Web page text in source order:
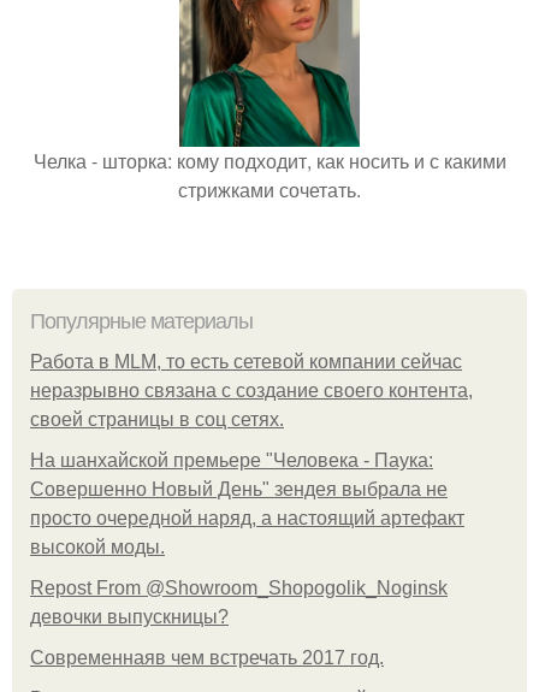
Челка - шторка: кому подходит, как носить и с какими
стрижками сочетать.
Популярные материалы
Работа в MLM, то есть сетевой компании сейчас
неразрывно связана с создание своего контента,
своей страницы в соц сетях.
На шанхайской премьере "Человека - Паука:
Совершенно Новый День" зендея выбрала не
просто очередной наряд, а настоящий артефакт
высокой моды.
Repost From @Showroom_Shopogolik_Noginsk
девочки выпускницы?
Современнаяв чем встречать 2017 год.